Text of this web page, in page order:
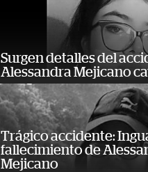
Surgen detalles del
Alessandra Mejicano
Trágico accidente:
fallecimiento de
Mejicano